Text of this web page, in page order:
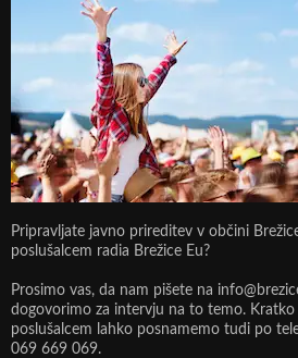
Pripravljate javno prireditev v občini
poslušalcem radia Brežice Eu?
Prosimo vas, da nam pišete na
dogovorimo za intervju na to temo.
poslušalcem lahko posnamemo tudi po
069 669 069.